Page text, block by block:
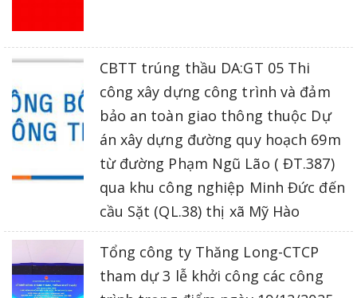
CBTT trúng thầu DA:GT 05 Thi
công xây dựng công trình và đảm
bảo an toàn giao thông thuộc Dự
án xây dựng đường quy hoạch 69m
từ đường Phạm Ngũ Lão ( ĐT.387)
qua khu công nghiệp Minh Đức đến
cầu Sặt (QL.38) thị xã Mỹ Hào
Tổng công ty Thăng Long-CTCP
tham dự 3 lễ khởi công các công